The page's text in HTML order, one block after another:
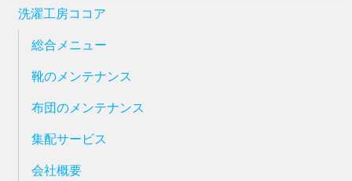
洗濯工房ココア
総合メニュー
靴のメンテナンス
布団のメンテナンス
集配サービス
会社概要